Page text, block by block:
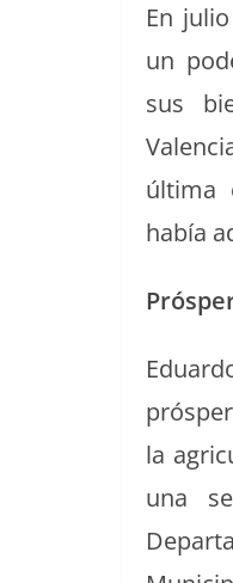
En
un
sus
últi­ma
había
la
una